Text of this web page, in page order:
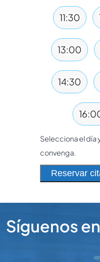
11:30
13:00
14:30
Selecciona el día
convenga.
Reservar
Síguenos